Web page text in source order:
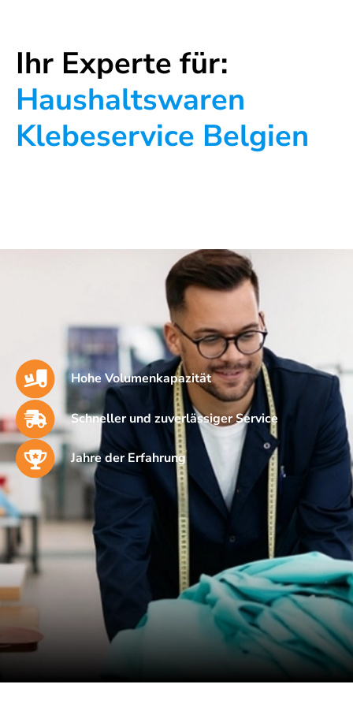
Ihr Experte für:
Haushaltswaren
Klebeservice Belgien
Hohe Volumenkapazität
Schneller und zuverlässiger Service
Jahre der Erfahrung